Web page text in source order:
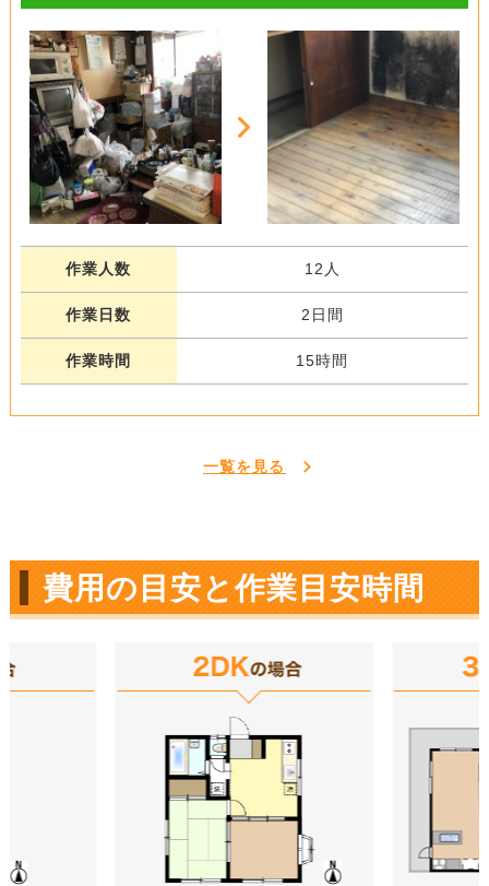
作業人数 12人
作業日数 2日間
作業時間 15時間
一覧を見る
費用の目安と作業目安時間